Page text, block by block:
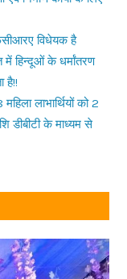
विधेयक है
में हिन्दूओं के धर्मांतरण
है!!
लाभार्थियों को 2
डीबीटी के माध्यम से